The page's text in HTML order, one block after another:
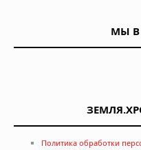
МЫ В
Политика обработки